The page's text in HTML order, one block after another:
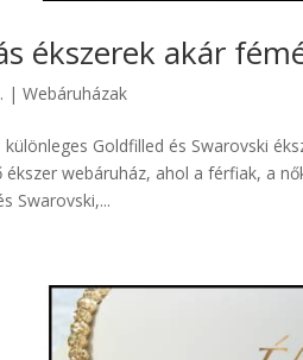
ékszerek akár
|Webáruházak
Goldfilled és Swarovski
ékszer webáruház, ahol a férfiak, a
Swarovski,...